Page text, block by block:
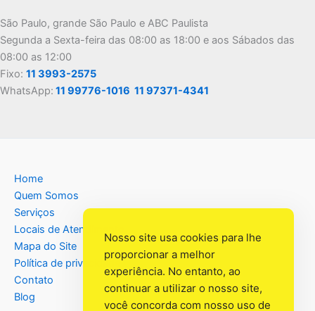
São Paulo, grande São Paulo e ABC Paulista
Segunda a Sexta-feira das 08:00 as 18:00 e aos Sábados das
08:00 as 12:00
Fixo: 11 3993-2575
WhatsApp: 11 99776-1016 11 97371-4341
Home
Quem Somos
Serviços
Locais de Atendimento
Mapa do Site
Política de privacidade
Contato
Blog
Nosso site usa cookies para lhe
proporcionar a melhor
experiência. No entanto, ao
continuar a utilizar o nosso site,
você concorda com nosso uso de